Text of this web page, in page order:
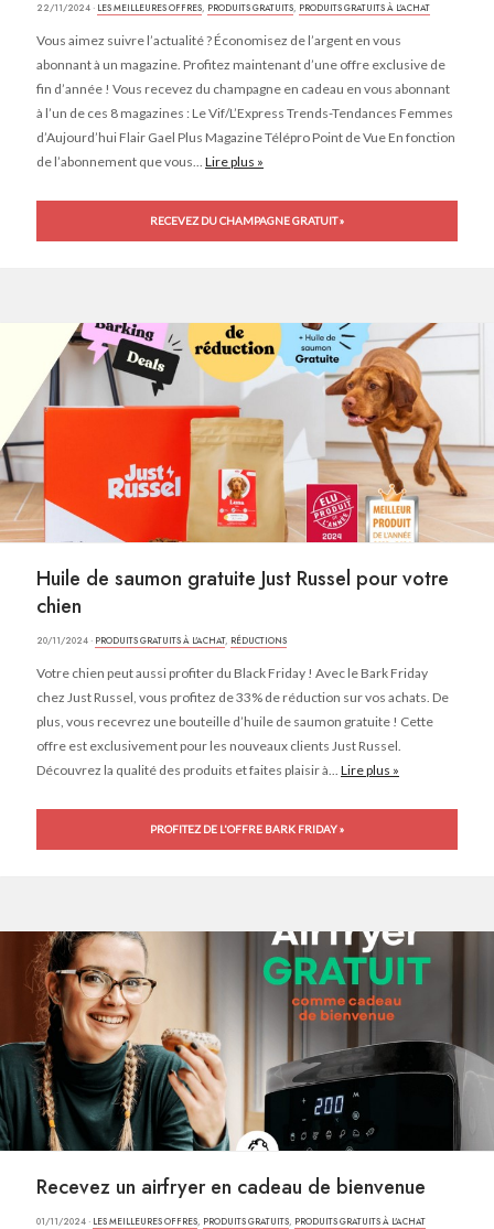
22/11/2024 · LES MEILLEURES OFFRES, PRODUITS GRATUITS, PRODUITS GRATUITS À L'ACHAT
Vous aimez suivre l’actualité ? Économisez de l’argent en vous
abonnant à un magazine. Profitez maintenant d’une offre exclusive de
fin d’année ! Vous recevez du champagne en cadeau en vous abonnant
à l’un de ces 8 magazines : Le Vif/L’Express Trends-Tendances Femmes
d’Aujourd’hui Flair Gael Plus Magazine Télépro Point de Vue En fonction
de l’abonnement que vous... Lire plus »
RECEVEZ DU CHAMPAGNE GRATUIT »
Huile de saumon gratuite Just Russel pour votre
chien
20/11/2024 · PRODUITS GRATUITS À L'ACHAT, RÉDUCTIONS
Votre chien peut aussi profiter du Black Friday ! Avec le Bark Friday
chez Just Russel, vous profitez de 33% de réduction sur vos achats. De
plus, vous recevrez une bouteille d’huile de saumon gratuite ! Cette
offre est exclusivement pour les nouveaux clients Just Russel.
Découvrez la qualité des produits et faites plaisir à... Lire plus »
PROFITEZ DE L'OFFRE BARK FRIDAY »
Recevez un airfryer en cadeau de bienvenue
01/11/2024 · LES MEILLEURES OFFRES, PRODUITS GRATUITS, PRODUITS GRATUITS À L'ACHAT